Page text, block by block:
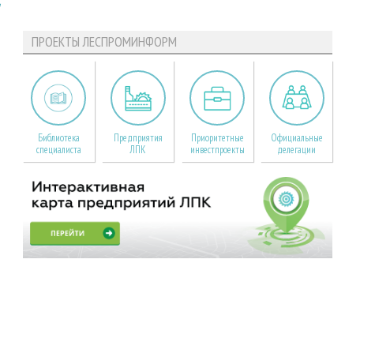
ПРОЕКТЫ ЛЕСПРОМИНФОРМ
Библиотека
специалиста
Предприятия
ЛПК
Приоритетные
инвестпроекты
Официальные
делегации